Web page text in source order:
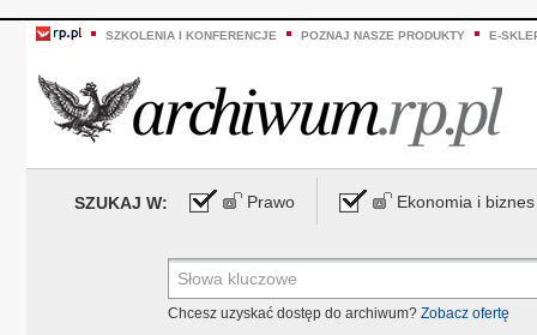
SZKOLENIA I KONFERENCJE POZNAJ NASZE PRODUKTY E-
SZUKAJ W: Prawo Ekonomia i biznes
Chcesz uzyskać dostęp do archiwum? Zobacz ofertę